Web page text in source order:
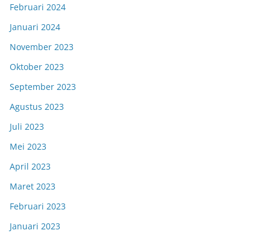
Februari 2024
Januari 2024
November 2023
Oktober 2023
September 2023
Agustus 2023
Juli 2023
Mei 2023
April 2023
Maret 2023
Februari 2023
Januari 2023